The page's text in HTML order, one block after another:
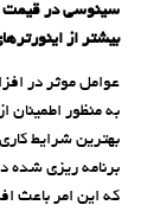
سینوسی در قیمت
بیشتر از
عوامل موثر در
به منظور اطمینان
بهترین شرایط
برنامه ریزی شده
که این امر باعث